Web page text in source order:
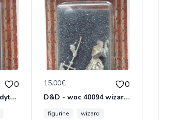
0
D&D - 88288 troglodyte with long Miniature - Donjons Dragons
15.00€ 0
D&D - woc 40094 wizard human male Miniature - Donjons Dragons
figurine wizard